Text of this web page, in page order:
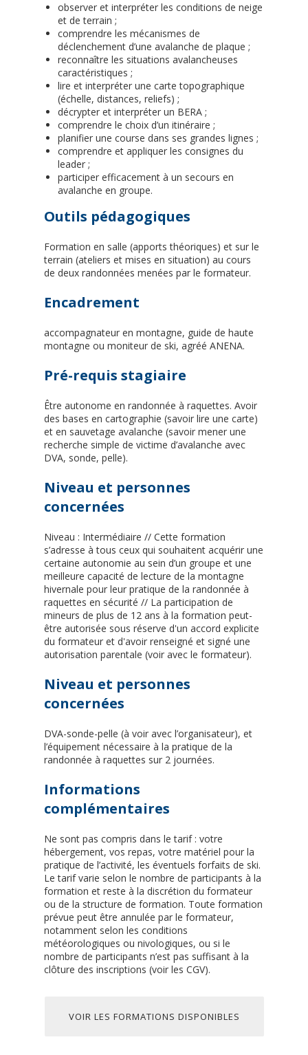
observer et interpréter les conditions de neige
et de terrain ;
comprendre les mécanismes de
déclenchement d’une avalanche de plaque ;
reconnaître les situations avalancheuses
caractéristiques ;
lire et interpréter une carte topographique
(échelle, distances, reliefs) ;
décrypter et interpréter un BERA ;
comprendre le choix d’un itinéraire ;
planifier une course dans ses grandes lignes ;
comprendre et appliquer les consignes du
leader ;
participer efficacement à un secours en
avalanche en groupe.
Outils pédagogiques
Formation en salle (apports théoriques) et sur le
terrain (ateliers et mises en situation) au cours
de deux randonnées menées par le formateur.
Encadrement
accompagnateur en montagne, guide de haute
montagne ou moniteur de ski, agréé ANENA.
Pré-requis stagiaire
Être autonome en randonnée à raquettes. Avoir
des bases en cartographie (savoir lire une carte)
et en sauvetage avalanche (savoir mener une
recherche simple de victime d’avalanche avec
DVA, sonde, pelle).
Niveau et personnes
concernées
Niveau : Intermédiaire // Cette formation
s’adresse à tous ceux qui souhaitent acquérir une
certaine autonomie au sein d’un groupe et une
meilleure capacité de lecture de la montagne
hivernale pour leur pratique de la randonnée à
raquettes en sécurité // La participation de
mineurs de plus de 12 ans à la formation peut-
être autorisée sous réserve d'un accord explicite
du formateur et d'avoir renseigné et signé une
autorisation parentale (voir avec le formateur).
Niveau et personnes
concernées
DVA-sonde-pelle (à voir avec l’organisateur), et
l’équipement nécessaire à la pratique de la
randonnée à raquettes sur 2 journées.
Informations
complémentaires
Ne sont pas compris dans le tarif : votre
hébergement, vos repas, votre matériel pour la
pratique de l’activité, les éventuels forfaits de ski.
Le tarif varie selon le nombre de participants à la
formation et reste à la discrétion du formateur
ou de la structure de formation. Toute formation
prévue peut être annulée par le formateur,
notamment selon les conditions
météorologiques ou nivologiques, ou si le
nombre de participants n’est pas suffisant à la
clôture des inscriptions (voir les CGV).
VOIR LES FORMATIONS DISPONIBLES